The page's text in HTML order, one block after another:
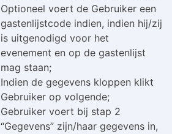
Optioneel voert de Gebruiker een
gastenlijstcode indien, indien hij/zij
is uitgenodigd voor het
evenement en op de gastenlijst
mag staan;
Indien de gegevens kloppen klikt
Gebruiker op volgende;
Gebruiker voert bij stap 2
“Gegevens” zijn/haar gegevens in,